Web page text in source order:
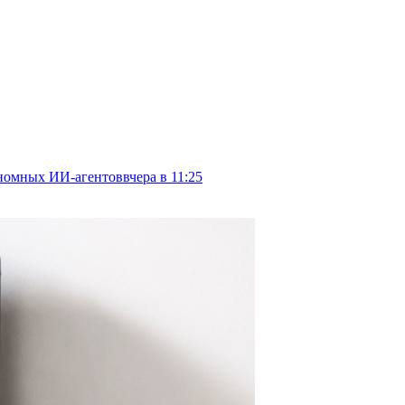
ИИ-агентоввчера в 11:25